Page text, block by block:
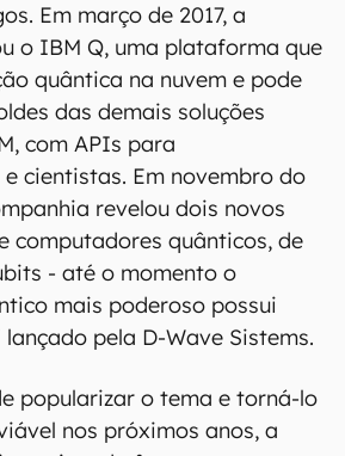
Em março de 2017, a
o IBM Q, uma plataforma que
quântica na nuvem e pode
das demais soluções
com APIs para
cientistas. Em novembro do
revelou dois novos
computadores quânticos, de
- até o momento o
mais poderoso possui
pela D-Wave Sistems.
popularizar o tema e torná-lo
nos próximos anos, a